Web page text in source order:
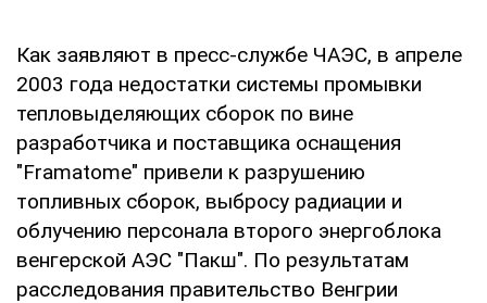
Как заявляют в пресс-службе ЧАЭС, в апреле
2003 года недостатки системы промывки
тепловыделяющих сборок по вине
разработчика и поставщика оснащения
"Framatome" привели к разрушению
топливных сборок, выбросу радиации и
облучению персонала второго энергоблока
венгерской АЭС "Пакш". По результатам
расследования правительство Венгрии